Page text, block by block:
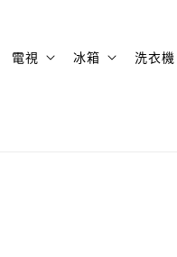
電視 冰箱 洗衣機